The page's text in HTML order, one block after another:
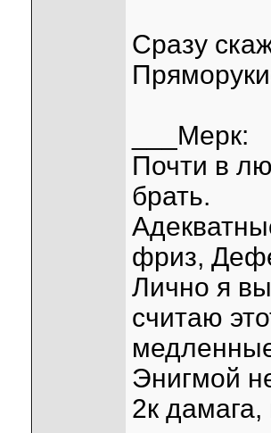
Сразу
___Мерк:
Почти в
брать.
фриз,
Лично я
считаю
Энигмой
2к